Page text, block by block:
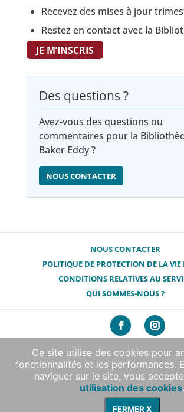
Recevez des mises à jour
Restez en contact avec la
JE M’INSCRIS
Des questions ?
Avez-vous des questions ou
commentaires pour la
Baker Eddy ?
NOUS CONTACTER
NOUS CONTACTER
POLITIQUE DE PROTECTION DE LA VIE
CONDITIONS RELATIVES AU
QUI SOMMES-NOUS ?
7000
© 2026 The Mary Baker Eddy Library. Tous
Développement sites Internet sans but
Support de traduction par
Ce site utilise des cookies pour
fonctionnalités et les performances.
naviguer sur le site, vous
utilisation des cookies.
FERMER X